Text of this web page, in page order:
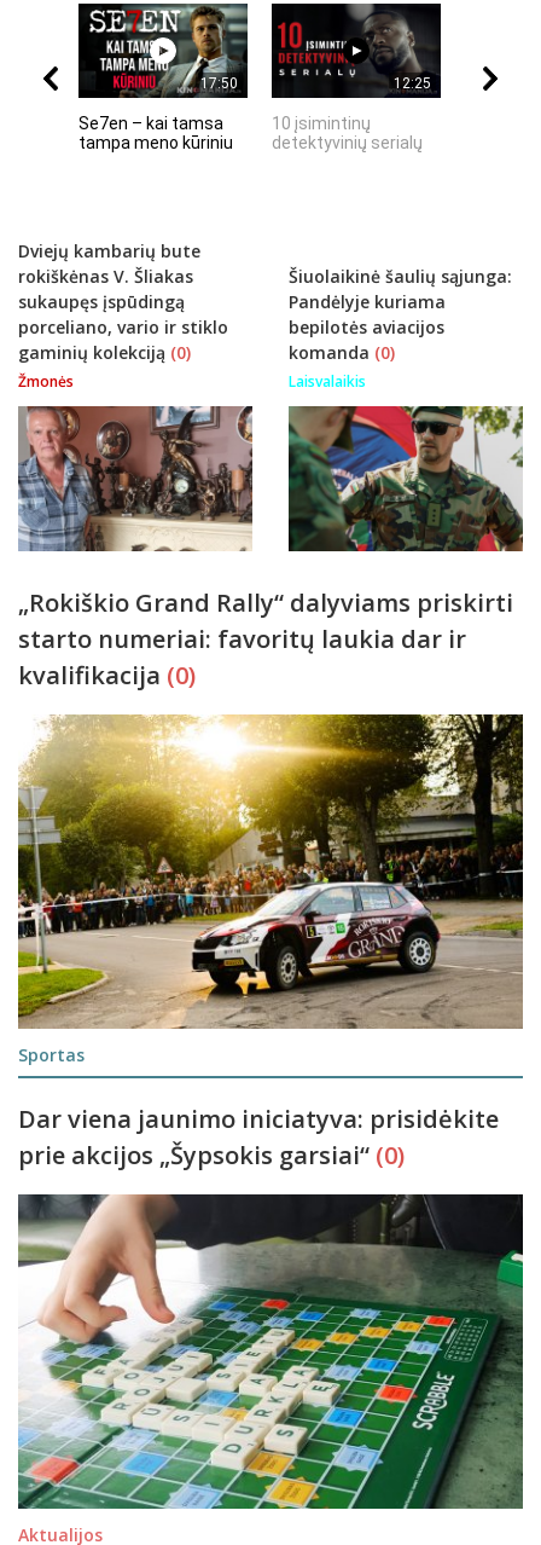
17:50
Se7en – kai tamsa
tampa meno kūriniu
12:25
10 įsimintinų
detektyvinių serialų
Dviejų kambarių bute
rokiškėnas V. Šliakas
sukaupęs įspūdingą
porceliano, vario ir stiklo
gaminių kolekciją (0)
Žmonės
Šiuolaikinė šaulių sąjunga:
Pandėlyje kuriama
bepilotės aviacijos
komanda (0)
Laisvalaikis
„Rokiškio Grand Rally“ dalyviams priskirti
starto numeriai: favoritų laukia dar ir
kvalifikacija (0)
Sportas
Dar viena jaunimo iniciatyva: prisidėkite
prie akcijos „Šypsokis garsiai“ (0)
Aktualijos